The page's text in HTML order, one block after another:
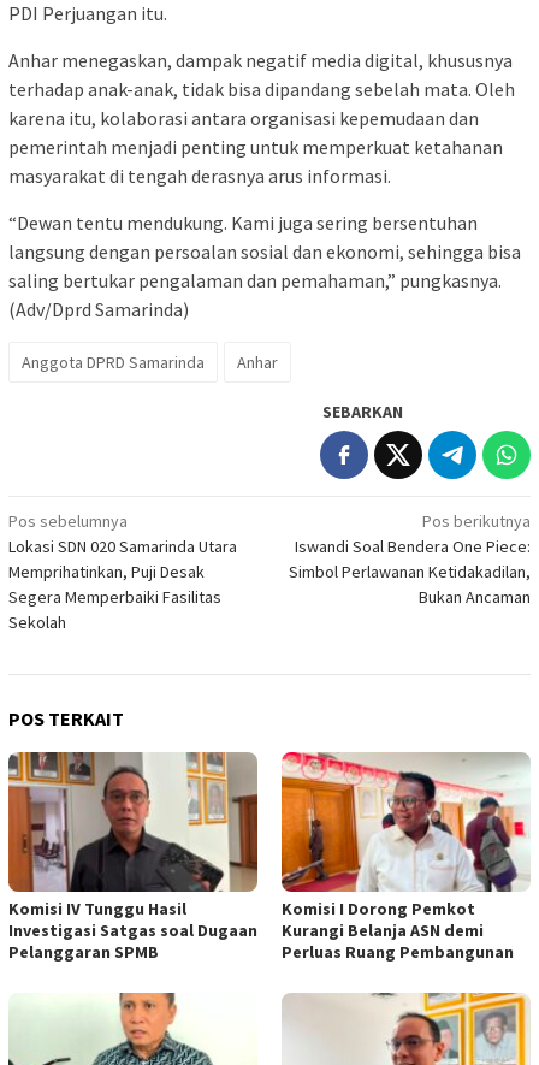
PDI Perjuangan itu.
Anhar menegaskan, dampak negatif media digital, khususnya
terhadap anak-anak, tidak bisa dipandang sebelah mata. Oleh
karena itu, kolaborasi antara organisasi kepemudaan dan
pemerintah menjadi penting untuk memperkuat ketahanan
masyarakat di tengah derasnya arus informasi.
“Dewan tentu mendukung. Kami juga sering bersentuhan
langsung dengan persoalan sosial dan ekonomi, sehingga bisa
saling bertukar pengalaman dan pemahaman,” pungkasnya.
(Adv/Dprd Samarinda)
Anggota DPRD Samarinda Anhar
SEBARKAN
Navigasi
pos
Pos sebelumnya
Lokasi SDN 020 Samarinda Utara
Memprihatinkan, Puji Desak
Segera Memperbaiki Fasilitas
Sekolah
Pos berikutnya
Iswandi Soal Bendera One Piece:
Simbol Perlawanan Ketidakadilan,
Bukan Ancaman
POS TERKAIT
Komisi IV Tunggu Hasil
Investigasi Satgas soal Dugaan
Pelanggaran SPMB
Komisi I Dorong Pemkot
Kurangi Belanja ASN demi
Perluas Ruang Pembangunan